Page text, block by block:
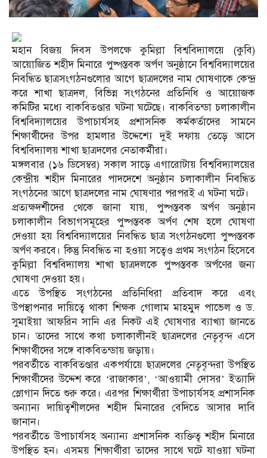
মহান বিজয় দিবস উপলক্ষে কুমিল্লা বিশ্ববিদ্যালয়ে (কুবি)
আয়োজিত শহীদ মিনারে পুষ্পস্তবক অর্পণ অনুষ্ঠানে বিশ্ববিদ্যালয়ের
নিবন্ধিত ছাত্রসংগঠনগুলোর আগে ছাত্রদলের নাম ঘোষণাকে কেন্দ্র
করে শাখা ছাত্রদল, বিভিন্ন সংগঠনের প্রতিনিধি ও আয়োজক
কমিটির মধ্যে বাকবিতণ্ডার ঘটনা ঘটেছে। বাকবিতন্ডা চলাকালীন
বিশ্ববিদ্যালয়ের উপাচার্যসহ প্রশাসনিক কর্মকর্তাদের সামনে
শিক্ষার্থীদের উপর হামলার উদ্দেশ্যে দুই দফায় তেড়ে আসে
বিশ্ববিদ্যালয় শাখা ছাত্রদলের নেতাকর্মীরা।
মঙ্গলবার (১৬ ডিসেম্বর) সকাল সাড়ে এগারোটায় বিশ্ববিদ্যালয়ের
কেন্দ্রীয় শহীদ মিনারের পাদদেশে অনুষ্ঠান চলাকালীন নিবন্ধিত
সংগঠনের আগে ছাত্রদলের নাম ঘোষণার পরপরই এ ঘটনা ঘটে।
প্রত্যক্ষদর্শীদের থেকে জানা যায়, পুষ্পস্তবক অর্পণ অনুষ্ঠান
চলাকালীন বিভাগসমূহের পুষ্পস্তবক অর্পণ শেষ হলে ঘোষণা
দেওয়া হয় বিশ্ববিদ্যালয়ের নিবন্ধিত ছাত্র সংগঠনগুলো পুষ্পস্তবক
অর্পণ করবে। কিন্তু নিবন্ধিত না হওয়া সত্বেও প্রথম সংগঠন হিসেবে
কুমিল্লা বিশ্ববিদ্যালয় শাখা ছাত্রদলকে পুষ্পস্তবক অর্পণের জন্য
ঘোষণা দেওয়া হয়।
এতে উপস্থিত সংগঠনের প্রতিনিধিরা প্রতিবাদ করে এবং
উপস্থাপনার দায়িত্বে থাকা শিক্ষক গোলাম মাহমুদ পাভেল ও ড.
সুমাইয়া আফরিন সানি এর নিকট এই ঘোষণার ব্যাখ্যা জানতে
চান। তাদের সাথে কথা চলাকালীনই ছাত্রদলের নেতৃবৃন্দ এসে
শিক্ষার্থীদের সঙ্গে বাকবিতন্ডায় জড়ায়।
পরবর্তীতে বাকবিতণ্ডার একপর্যায়ে ছাত্রদলের নেতৃবৃন্দরা উপস্থিত
শিক্ষার্থীদের উদ্দেশ করে ‘রাজাকার’, ‘আওয়ামী দোসর’ ইত্যাদি
স্লোগান দিতে শুরু করে। এরপর শিক্ষার্থীরা উপাচার্যসহ প্রশাসনিক
অন্যান্য দায়িত্বশীলদের শহীদ মিনারের বেদিতে আসার দাবি
জানান।
পরবর্তীতে উপাচার্যসহ অন্যান্য প্রশাসনিক ব্যক্তিত্ব শহীদ মিনারে
উপস্থিত হন। এসময় শিক্ষার্থীরা তাদের সাথে ঘটে যাওয়া ঘটনা